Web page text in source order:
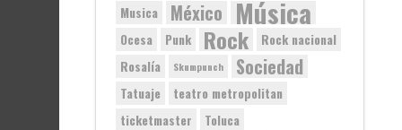
Musica México Música
Ocesa Punk Rock
Rock nacional
Rosalía
Skumpunch Sociedad
Tatuaje
teatro metropolitan
ticketmaster
Toluca